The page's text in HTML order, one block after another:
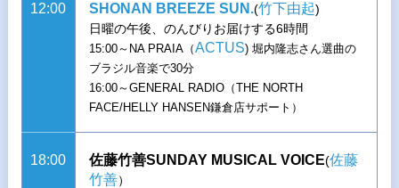
12:00 SHONAN BREEZE SUN.(竹下由起)
日曜の午後、のんびりお届けする6時間
15:00～NA PRAIA（ACTUS) 堀内隆志さん選曲の
ブラジル音楽で30分
16:00～GENERAL RADIO（THE NORTH
FACE/HELLY HANSEN鎌倉店サポート）
18:00 佐藤竹善SUNDAY MUSICAL VOICE(佐藤
竹善）